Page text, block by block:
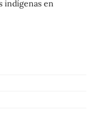
indígenas en